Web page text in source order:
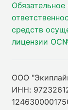
средств
лицензии ОС№
ООО
ИНН: